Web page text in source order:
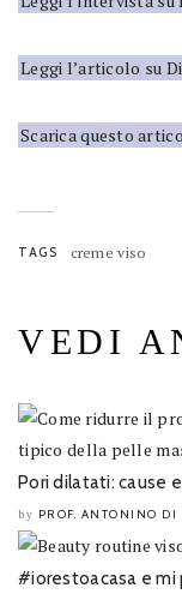
Leggi l’articolo su
Scarica questo
TAGS creme viso
VEDI
Pori dilatati: cause
by PROF. ANTONINO DI
#iorestoacasa e mi